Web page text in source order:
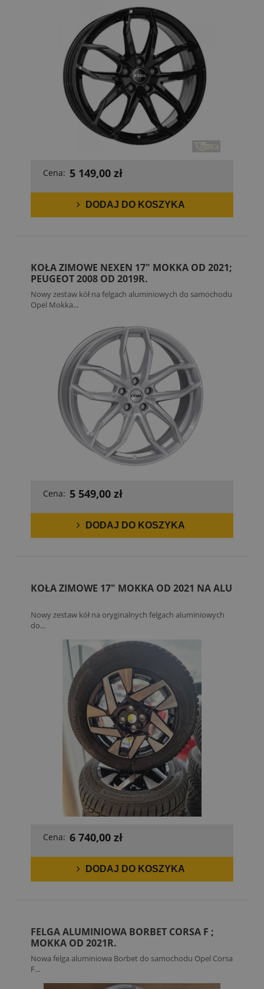
Cena: 5 149,00 zł
DODAJ DO KOSZYKA
KOŁA ZIMOWE NEXEN 17" MOKKA OD 2021;
PEUGEOT 2008 OD 2019R.
Nowy zestaw kół na felgach aluminiowych do samochodu
Opel Mokka...
Cena: 5 549,00 zł
DODAJ DO KOSZYKA
KOŁA ZIMOWE 17" MOKKA OD 2021 NA ALU
Nowy zestaw kół na oryginalnych felgach aluminiowych
do...
Cena: 6 740,00 zł
DODAJ DO KOSZYKA
FELGA ALUMINIOWA BORBET CORSA F ;
MOKKA OD 2021R.
Nowa felga aluminiowa Borbet do samochodu Opel Corsa
F...